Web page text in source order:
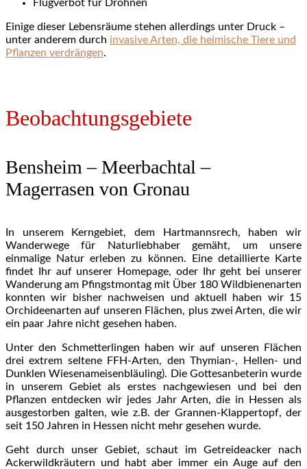
Flugverbot für Drohnen
Einige dieser Lebensräume stehen allerdings unter Druck –
unter anderem durch invasive Arten, die heimische Tiere und
Pflanzen verdrängen.
Beobachtungsgebiete
Bensheim – Meerbachtal –
Magerrasen von Gronau
In unserem Kerngebiet, dem Hartmannsrech, haben wir
Wanderwege für Naturliebhaber gemäht, um unsere
einmalige Natur erleben zu können. Eine detaillierte Karte
findet Ihr auf unserer Homepage, oder Ihr geht bei unserer
Wanderung am Pfingstmontag mit Über 180 Wildbienenarten
konnten wir bisher nachweisen und aktuell haben wir 15
Orchideenarten auf unseren Flächen, plus zwei Arten, die wir
ein paar Jahre nicht gesehen haben.
Unter den Schmetterlingen haben wir auf unseren Flächen
drei extrem seltene FFH-Arten, den Thymian-, Hellen- und
Dunklen Wiesenameisenbläuling). Die Gottesanbeterin wurde
in unserem Gebiet als erstes nachgewiesen und bei den
Pflanzen entdecken wir jedes Jahr Arten, die in Hessen als
ausgestorben galten, wie z.B. der Grannen-Klappertopf, der
seit 150 Jahren in Hessen nicht mehr gesehen wurde.
Geht durch unser Gebiet, schaut im Getreideacker nach
Ackerwildkräutern und habt aber immer ein Auge auf den